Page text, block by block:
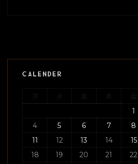
CALENDER
1
4
5 6 7 8
11
12 13 14 15
18
19 20 21 22